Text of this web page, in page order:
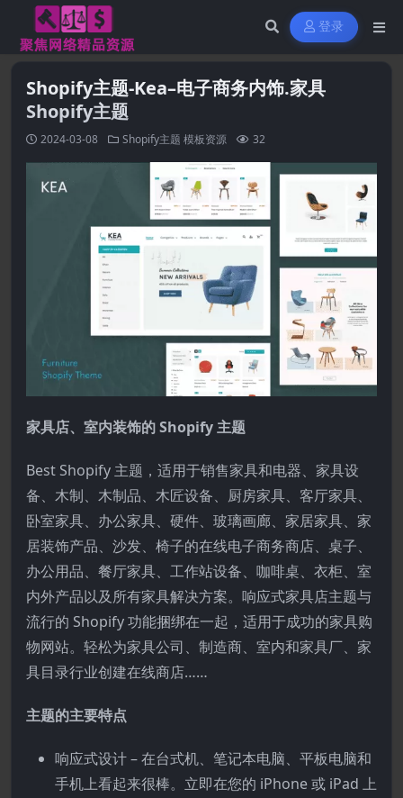
登录
Shopify主题-Kea–电子商务内饰.家具
Shopify主题
2024-03-08 Shopify主题 模板资源 32
家具店、室内装饰的 Shopify 主题
Best Shopify 主题，适用于销售家具和电器、家具设
备、木制、木制品、木匠设备、厨房家具、客厅家具、
卧室家具、办公家具、硬件、玻璃画廊、家居家具、家
居装饰产品、沙发、椅子的在线电子商务商店、桌子、
办公用品、餐厅家具、工作站设备、咖啡桌、衣柜、室
内外产品以及所有家具解决方案。响应式家具店主题与
流行的 Shopify 功能捆绑在一起，适用于成功的家具购
物网站。轻松为家具公司、制造商、室内和家具厂、家
具目录行业创建在线商店……
主题的主要特点
响应式设计 – 在台式机、笔记本电脑、平板电脑和
手机上看起来很棒。立即在您的 iPhone 或 iPad 上